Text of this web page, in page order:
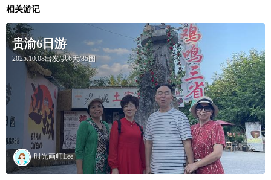
相关游记
贵渝6日游
2025.10.08出发/共6天/85图
时光画师Lee